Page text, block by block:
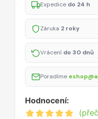
Expedice do 24 h
Záruka 2 roky
Vrácení do 30 dnů
Poradíme
Hodnocení: